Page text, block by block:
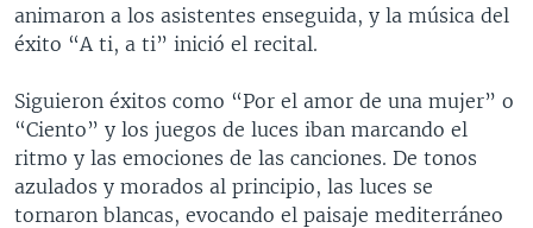
animaron a los asistentes enseguida, y la música del
éxito “A ti, a ti” inició el recital.
Siguieron éxitos como “Por el amor de una mujer” o
“Ciento” y los juegos de luces iban marcando el
ritmo y las emociones de las canciones. De tonos
azulados y morados al principio, las luces se
tornaron blancas, evocando el paisaje mediterráneo